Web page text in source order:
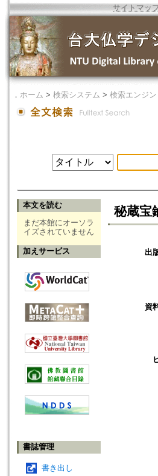
サイトマッ
． ホーム > 検索システム > 検索エンジン
本文を読む
まだ本館にオーソラ
イズされていません
加えサービス
書誌管理
書き出し
秘蔵宝
出
資